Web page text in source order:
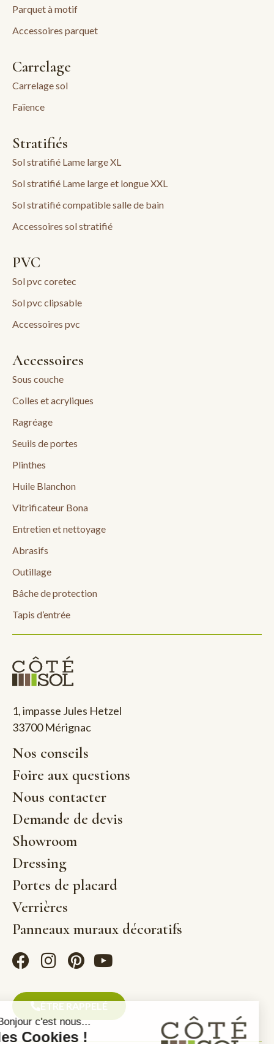
Parquet à motif
Accessoires parquet
Carrelage
Carrelage sol
Faïence
Stratifiés
Sol stratifié Lame large XL
Sol stratifié Lame large et longue XXL
Sol stratifié compatible salle de bain
Accessoires sol stratifié
PVC
Sol pvc coretec
Sol pvc clipsable
Accessoires pvc
Accessoires
Sous couche
Colles et acryliques
Ragréage
Seuils de portes
Plinthes
Huile Blanchon
Vitrificateur Bona
Entretien et nettoyage
Abrasifs
Outillage
Bâche de protection
Tapis d’entrée
1, impasse Jules Hetzel
33700 Mérignac
Nos conseils
Foire aux questions
Nous contacter
Demande de devis
Showroom
Dressing
Portes de placard
Verrières
Panneaux muraux décoratifs
ÊTRE RAPPELÉ
Bonjour c'est nous...
les Cookies !